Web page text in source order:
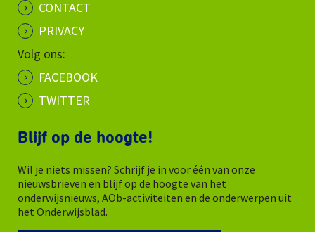
CONTACT
PRIVACY
Volg ons:
FACEBOOK
TWITTER
Blijf op de hoogte!
Wil je niets missen? Schrijf je in voor één van onze
nieuwsbrieven en blijf op de hoogte van het
onderwijsnieuws, AOb-activiteiten en de onderwerpen uit
het Onderwijsblad.